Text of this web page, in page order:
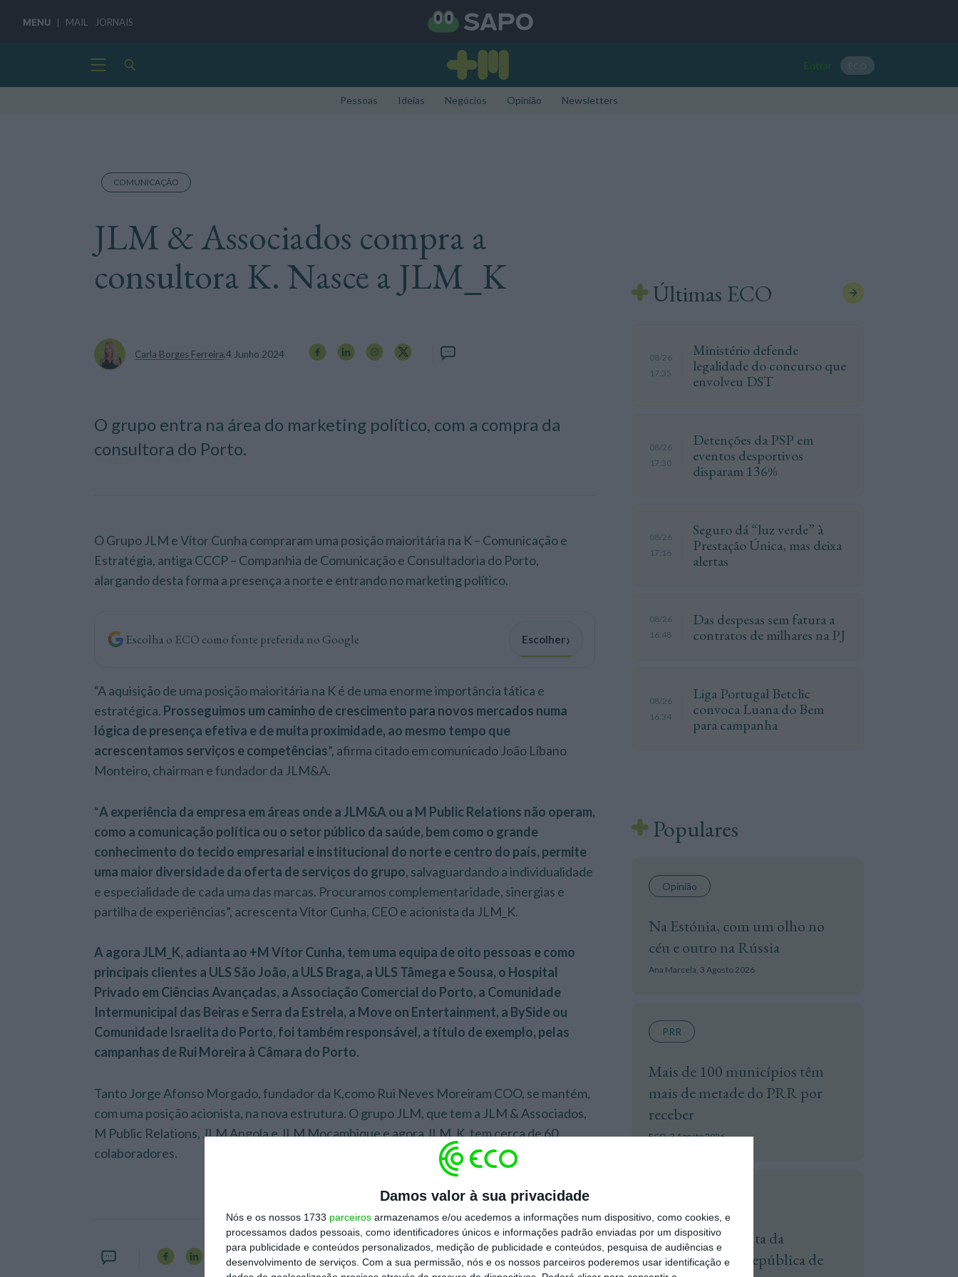
Damos valor à sua privacidade
Nós e os nossos 1733 parceiros armazenamos e/ou acedemos a informações num dispositivo, como cookies, e
processamos dados pessoais, como identificadores únicos e informações padrão enviadas por um dispositivo
para publicidade e conteúdos personalizados, medição de publicidade e conteúdos, pesquisa de audiências e
desenvolvimento de serviços. Com a sua permissão, nós e os nossos parceiros poderemos usar identificação e
MENU MAIL JORNAIS
Entrar ECO
Pessoas Ideias Negócios Opinião Newsletters
COMUNICAÇÃO
JLM & Associados compra a
consultora K. Nasce a JLM_K
Carla Borges Ferreira,4 Junho 2024
O grupo entra na área do marketing político, com a compra da
consultora do Porto.
O Grupo JLM e Vítor Cunha compraram uma posição maioritária na K – Comunicação e
Estratégia, antiga CCCP – Companhia de Comunicação e Consultadoria do Porto,
alargando desta forma a presença a norte e entrando no marketing político.
Escolha o ECO como fonte preferida no Google Escolher›
“A aquisição de uma posição maioritária na K é de uma enorme importância tática e
estratégica. Prosseguimos um caminho de crescimento para novos mercados numa
lógica de presença efetiva e de muita proximidade, ao mesmo tempo que
acrescentamos serviços e competências”, afirma citado em comunicado João Líbano
Monteiro, chairman e fundador da JLM&A.
“A experiência da empresa em áreas onde a JLM&A ou a M Public Relations não operam,
como a comunicação política ou o setor público da saúde, bem como o grande
conhecimento do tecido empresarial e institucional do norte e centro do país, permite
uma maior diversidade da oferta de serviços do grupo, salvaguardando a individualidade
e especialidade de cada uma das marcas. Procuramos complementaridade, sinergias e
partilha de experiências”, acrescenta Vítor Cunha, CEO e acionista da JLM_K.
A agora JLM_K, adianta ao +M Vítor Cunha, tem uma equipa de oito pessoas e como
principais clientes a ULS São João, a ⁠⁠ULS Braga, a ⁠⁠ULS Tâmega e Sousa, o Hospital
Privado em Ciências Avançadas, a Associação Comercial do Porto, a Comunidade
Intermunicipal das Beiras e Serra da Estrela, a Move on Entertainment, a BySide ou
Comunidade Israelita do Porto, foi também responsável, a título de exemplo, pelas
campanhas de Rui Moreira à Câmara do Porto.
Tanto Jorge Afonso Morgado, fundador da K,como Rui Neves Moreiram COO, se mantém,
com uma posição acionista, na nova estrutura. O grupo JLM, que tem a JLM & Associados,
M Public Relations, JLM Angola e JLM Moçambique e agora JLM_K, tem cerca de 60
colaboradores.
Últimas ECO
08/26
17:35
Ministério defende
legalidade do concurso que
envolveu DST
08/26
17:30
Detenções da PSP em
eventos desportivos
disparam 136%
08/26
17:16
Seguro dá “luz verde” à
Prestação Única, mas deixa
alertas
08/26
16:48
Das despesas sem fatura a
contratos de milhares na PJ
08/26
16:34
Liga Portugal Betclic
convoca Luana do Bem
para campanha
Populares
Opinião
Na Estónia, com um olho no
céu e outro na Rússia
Ana Marcela, 3 Agosto 2026
PRR
Mais de 100 municípios têm
mais de metade do PRR por
receber
ECO,3 Agosto 2026
TdC certifica conta da
Presidência da República de